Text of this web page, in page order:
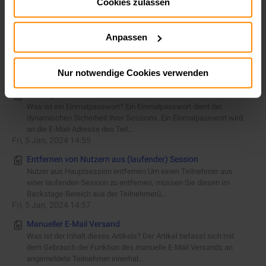
Impressum
Datenschutz:Datenschutz
Anpassen
Nur notwendige Cookies verwenden
Was ist ein Single Sign On? Single Sign On ermöglicht es ihren
Nutzer, sich mit ihren Microsoft (Office 365) oder Azure AD
Fri, 5 Jan, 2024 14:52
an die E-Mail-Adresse des Teil...
Entfernen von Nutzern aus (laufender) Session
Nutzer aus Hauptsession entfernen Um einen Teilnehmer aus
einer laufenden Session zu entfernen, müssen Sie diesen im
Backstage-Bereich aus der Teilnehmerü...
Manueller E-Mail Versand
Was ist der Inhalt dieses Artikels? Der Artikel befasst sich mit
dem Gebrauch der Funktion des manuelle E-Mail Versands an
angemeldete Teilnehmer innerhal...